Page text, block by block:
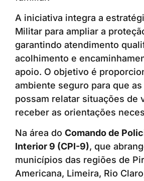
A iniciativa integra a
Militar para ampliar a
garantindo atendimento
acolhimento e
apoio. O objetivo é
ambiente seguro para que
possam relatar situações de
receber as orientações
Na área do Comando de
Interior 9 (CPI-9), que
municípios das regiões de
Americana, Limeira, Rio